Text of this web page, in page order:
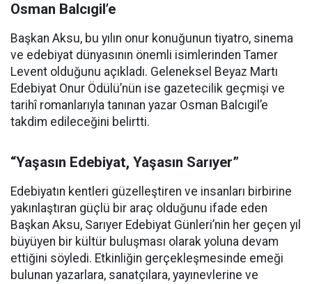
Osman Balcıgil’e
Başkan Aksu, bu yılın onur konuğunun tiyatro, sinema
ve edebiyat dünyasının önemli isimlerinden Tamer
Levent olduğunu açıkladı. Geleneksel Beyaz Martı
Edebiyat Onur Ödülü’nün ise gazetecilik geçmişi ve
tarihî romanlarıyla tanınan yazar Osman Balcıgil’e
takdim edileceğini belirtti.
“Yaşasın Edebiyat, Yaşasın Sarıyer”
Edebiyatın kentleri güzelleştiren ve insanları birbirine
yakınlaştıran güçlü bir araç olduğunu ifade eden
Başkan Aksu, Sarıyer Edebiyat Günleri’nin her geçen yıl
büyüyen bir kültür buluşması olarak yoluna devam
ettiğini söyledi. Etkinliğin gerçekleşmesinde emeği
bulunan yazarlara, sanatçılara, yayınevlerine ve